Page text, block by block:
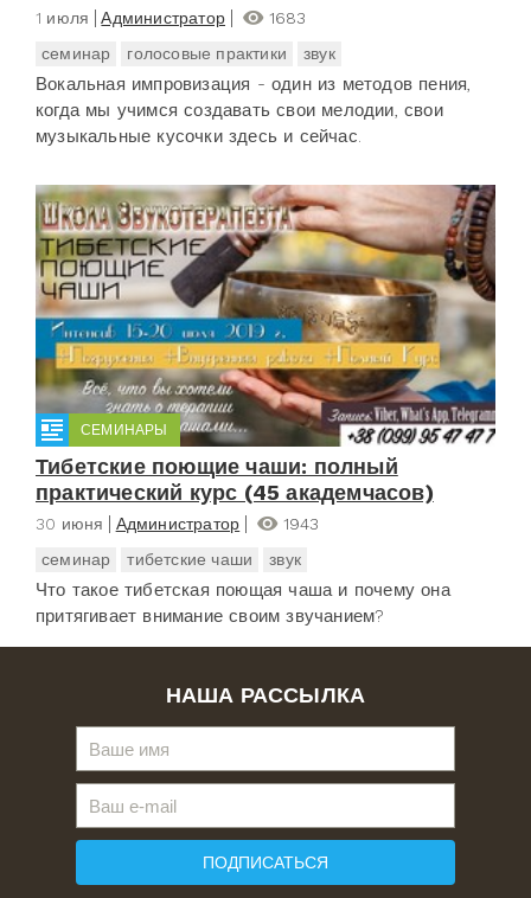
1 июля Администратор
1683
семинар
голосовые практики звук
Вокальная импровизация - один из методов пения,
когда мы учимся создавать свои мелодии, свои
музыкальные кусочки здесь и сейчас.
СЕМИНАРЫ
Тибетские поющие чаши: полный
практический курс (45 академчасов)
30 июня Администратор
1943
семинар
тибетские чаши звук
Что такое тибетская поющая чаша и почему она
притягивает внимание своим звучанием?
НАША РАССЫЛКА
ПОДПИСАТЬСЯ